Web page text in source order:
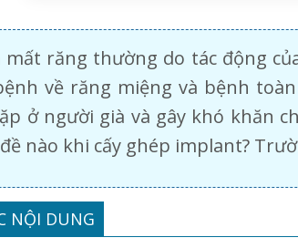
mất răng thường do tác động
về răng miệng và bệnh
ở người già và gây khó khăn
nào khi cấy ghép implant?
NỘI DUNG